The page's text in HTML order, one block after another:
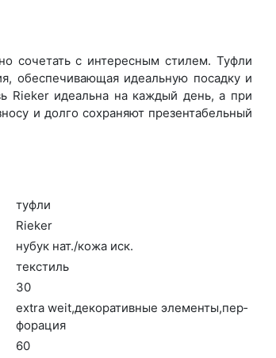
сочетать с интересным стилем. Туфли
обеспечивающая идеальную посадку и
Rieker идеальна на каждый день, а при
и долго сохраняют презентабельный
туф­ли
Ri­eker
ну­бук нат./ко­жа иск.
текс­тиль
30
ext­ra we­it,де­кора­тив­ные эле­мен­ты,пер­
фо­рация
60